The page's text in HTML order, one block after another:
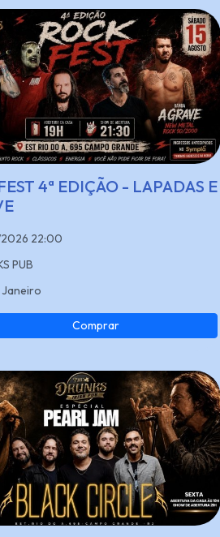
4ª EDIÇÃO - LAPADAS E
22:00
PUB
Janeiro
Comprar